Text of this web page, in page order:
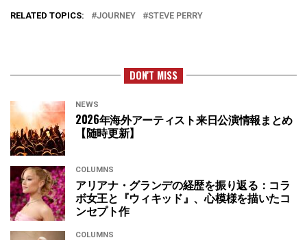
RELATED TOPICS: JOURNEY STEVE PERRY
DON'T MISS
NEWS
2026年海外アーティスト来日公演情報まとめ
【随時更新】
COLUMNS
アリアナ・グランデの経歴を振り返る：コラ
ボ女王と『ウィキッド』、心模様を描いたコ
ンセプト作
COLUMNS